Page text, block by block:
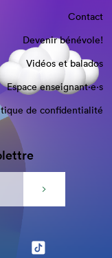
Contact
Devenir bénévole!
Vidéos et balados
Espace enseignant·e⋅s
de confidentialité